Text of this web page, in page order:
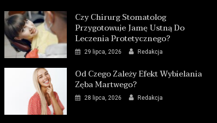
Czy Chirurg Stomatolog
Przygotowuje Jamę Ustną Do
Leczenia Protetycznego?
29 lipca, 2026 Redakcja
Od Czego Zależy Efekt Wybielania
Zęba Martwego?
28 lipca, 2026 Redakcja